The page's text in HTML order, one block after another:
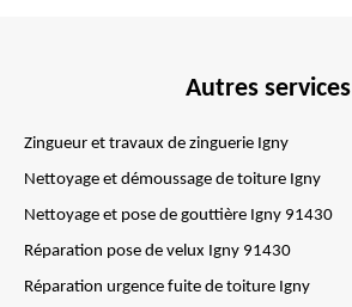
Autres services
Zingueur et travaux de zinguerie Igny
Nettoyage et démoussage de toiture Igny
Nettoyage et pose de gouttière Igny 91430
Réparation pose de velux Igny 91430
Réparation urgence fuite de toiture Igny